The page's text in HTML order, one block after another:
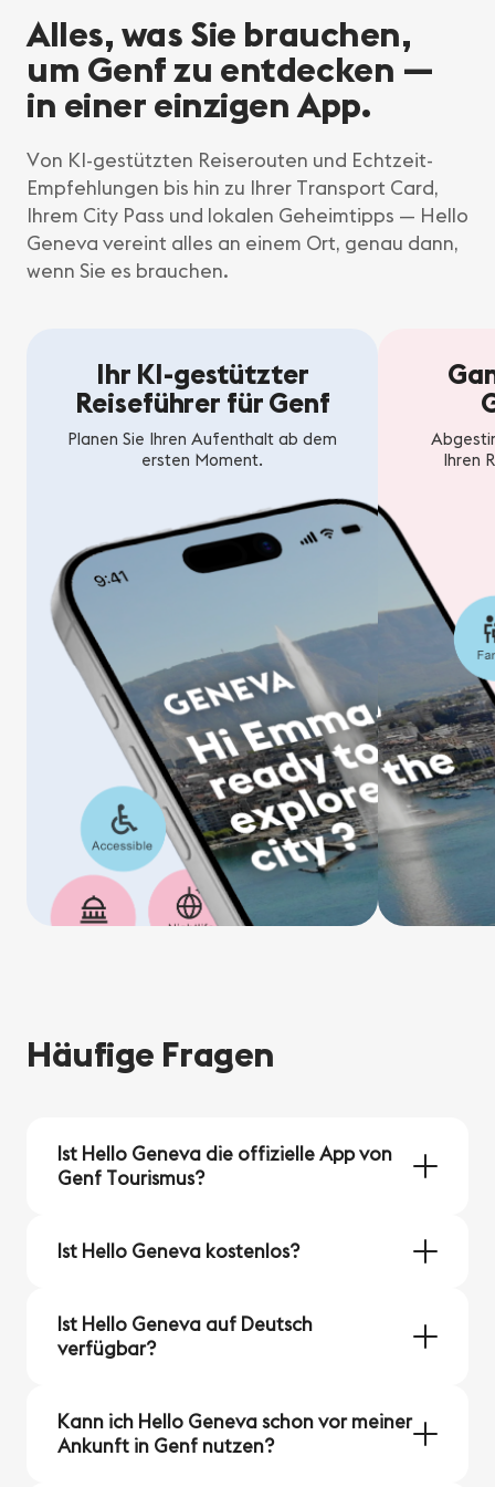
Alles, was Sie brauchen,
um Genf zu entdecken —
in einer einzigen App.
Von KI-gestützten Reiserouten und Echtzeit-
Empfehlungen bis hin zu Ihrer Transport Card,
Ihrem City Pass und lokalen Geheimtipps — Hello
Geneva vereint alles an einem Ort, genau dann,
wenn Sie es brauchen.
Ihr KI-gestützter
Reiseführer für Genf
Planen Sie Ihren Aufenthalt ab dem
ersten Moment.
Ihren
Häufige Fragen
Ist Hello Geneva die offizielle App von
Genf Tourismus?
Genf Tourismus entwickelt wurde, um Besucher
Ist Hello Geneva kostenlos?
Android erhältlich.
Ist Hello Geneva auf Deutsch
verfügbar?
verfügbar.
Kann ich Hello Geneva schon vor meiner
Ankunft in Genf nutzen?